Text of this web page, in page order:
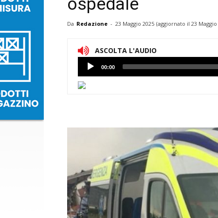
ospedale
Da Redazione - 23 Maggio 2025 (aggiornato il 23 Maggio
ASCOLTA L'AUDIO
Lettore
Audio
00:00